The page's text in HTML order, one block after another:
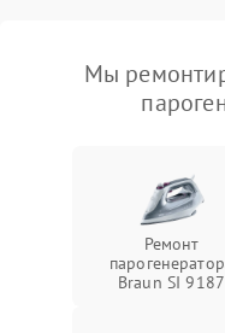
Мы
Ремонт
Braun SI 9187